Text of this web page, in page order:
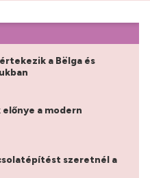
a Bëlga és
a modern
szeretnél a